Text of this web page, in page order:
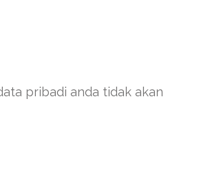
pribadi anda tidak akan